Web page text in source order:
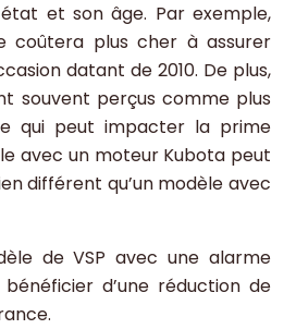
et son âge. Par exemple,
coûtera plus cher à assurer
datant de 2010. De plus,
souvent perçus comme plus
qui peut impacter la prime
avec un moteur Kubota peut
différent qu’un modèle avec
de VSP avec une alarme
d’une réduction de